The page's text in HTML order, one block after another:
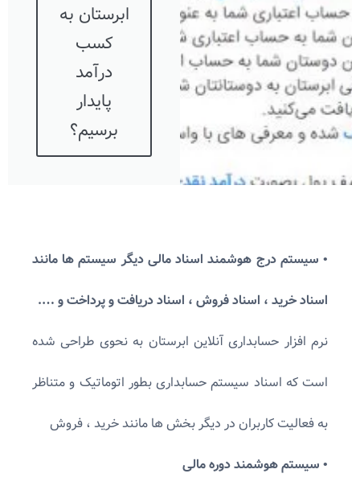
ابرستان به
کسب
درآمد
پایدار
برسیم؟
• سیستم درج هوشمند اسناد مالی دیگر سیستم ها مانند
اسناد خرید ، اسناد فروش ، اسناد دریافت و پرداخت و ….
نرم افزار حسابداری آنلاین ابرستان به نحوی طراحی شده
است که اسناد سیستم حسابداری بطور اتوماتیک و متناظر
به فعالیت کاربران در دیگر بخش ها مانند خرید ، فروش
• سیستم هوشمند دوره مالی